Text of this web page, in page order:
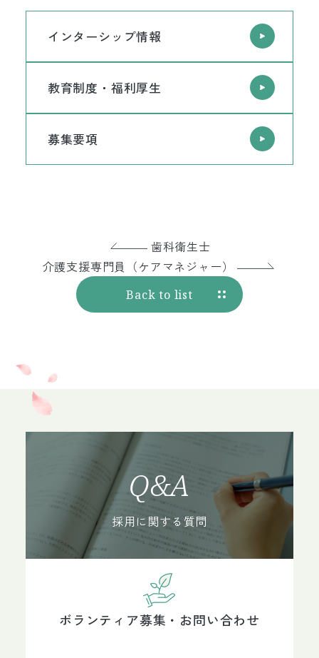
インターシップ情報
教育制度・福利厚生
募集要項
歯科衛生士
Back to list
介護支援専門員（ケアマネジャー）
Q&A
採用に関する質問
ボランティア募集・お問い合わせ